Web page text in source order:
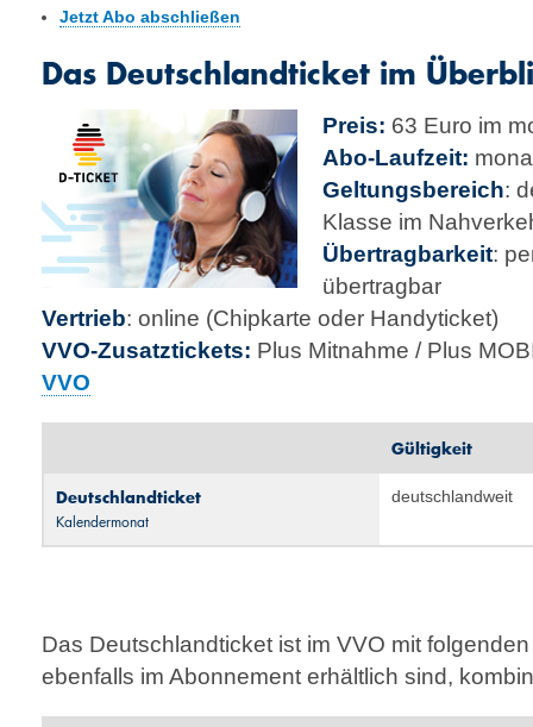
Jetzt Abo abschließen
Das Deutschlandticket im
Preis: 63 Euro im
Abo-Laufzeit:
Geltungsbereich:
Klasse im
Übertragbarkeit:
übertragbar
Vertrieb: online (Chipkarte oder Handyticket)
VVO-Zusatztickets: Plus Mitnahme / Plus
VVO
Gültigkeit
Deutschlandticket
Kalendermonat
deutschlandweit
Das Deutschlandticket ist im VVO mit
ebenfalls im Abonnement erhältlich sind,